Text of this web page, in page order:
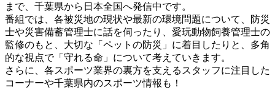
まで、千葉県から日本全国へ発信中です。
番組では、各被災地の現状や最新の環境問題について、防災
士や災害備蓄管理士に話を伺ったり、愛玩動物飼養管理士の
監修のもと、大切な「ペットの防災」に着目したりと、多角
的な視点で「守れる命」について考えていきます。
さらに、各スポーツ業界の裏方を支えるスタッフに注目した
コーナーや千葉県内のスポーツ情報も！